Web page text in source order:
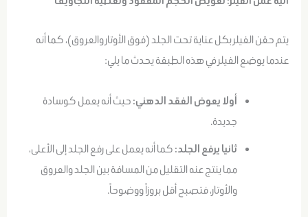
يتم حقن الفيلر بكل عناية تحت الجلد (فوق الأوتار والعروق)، كما أنه
عندما يوضع الفيلر في هذه الطبقة يحدث ما يلي:
أولا يعوض الفقد الدهني:حيث أنه يعمل كوسادة
جديدة.
ثانيا يرفع الجلد:كما أنه يعمل على رفع الجلد إلى الأعلى،
مما ينتج عنه التقليل من المسافة بين الجلد والعروق
والأوتار، فتصبح أقل بروزاً ووضوحاً.